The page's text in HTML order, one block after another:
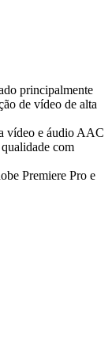
principalmente
de vídeo de alta
vídeo e áudio AAC
com
Premiere Pro e